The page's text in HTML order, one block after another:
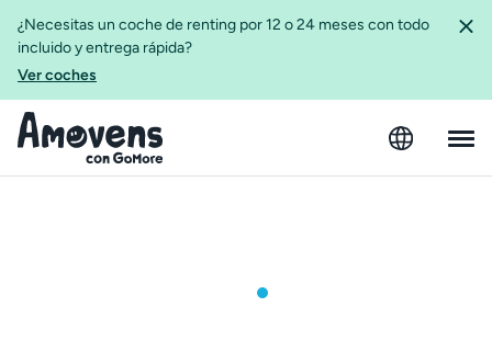
¿Necesitas un coche de renting por 12 o 24 meses con todo
incluido y entrega rápida?
Ver coches